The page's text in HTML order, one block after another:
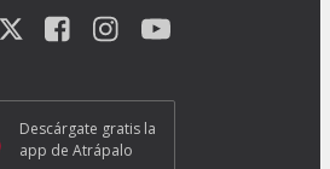
Descárgate gratis la
app de Atrápalo